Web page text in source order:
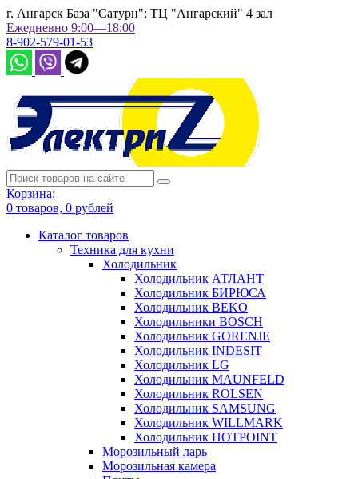
г. Ангарск База "Сатурн"; ТЦ "Ангарский" 4 зал
Ежедневно 9:00—18:00
8-902-579-01-53
Корзина:
0 товаров, 0 рублей
Каталог товаров
Техника для кухни
Холодильник
Холодильник АТЛАНТ
Холодильник БИРЮСА
Холодильник BEKO
Холодильники BOSCH
Холодильник GORENJE
Холодильник INDESIT
Холодильник LG
Холодильник MAUNFELD
Холодильник ROLSEN
Холодильник SAMSUNG
Холодильник WILLMARK
Холодильник HOTPOINT
Морозильный ларь
Морозильная камера